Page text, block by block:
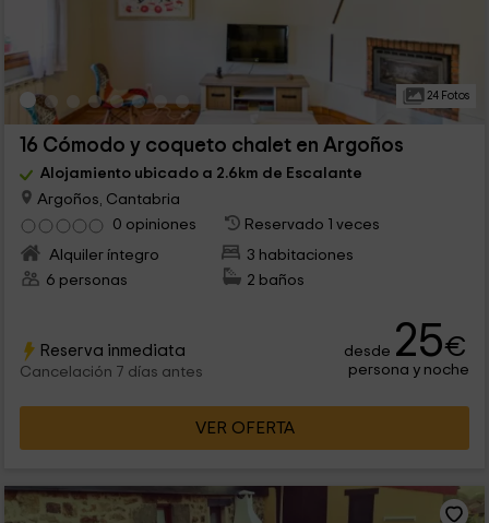
24 Fotos
16 Cómodo y coqueto chalet en Argoños
Alojamiento ubicado a 2.6km de Escalante
Argoños, Cantabria
0 opiniones
Reservado 1 veces
Alquiler íntegro
3 habitaciones
6 personas
2 baños
Reserva inmediata
Cancelación 7 días antes
desde 25€
persona y noche
VER OFERTA